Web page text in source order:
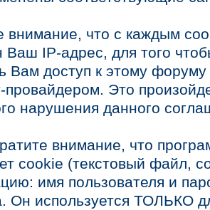
внимание, что с каждым
Ваш IP-адрес, для того
Вам доступ к этому
провайдером. Это
нарушения данного
внимание, что
cookie (текстовый файл,
имя пользователя и
Он используется ТОЛЬКО